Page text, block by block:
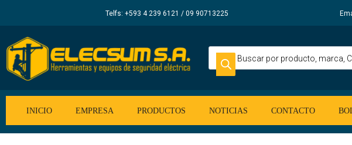
Telfs: +593 4 239 6121 / 09 90713225
INICIO EMPRESA PRODUCTOS NOTICIAS CONTACTO